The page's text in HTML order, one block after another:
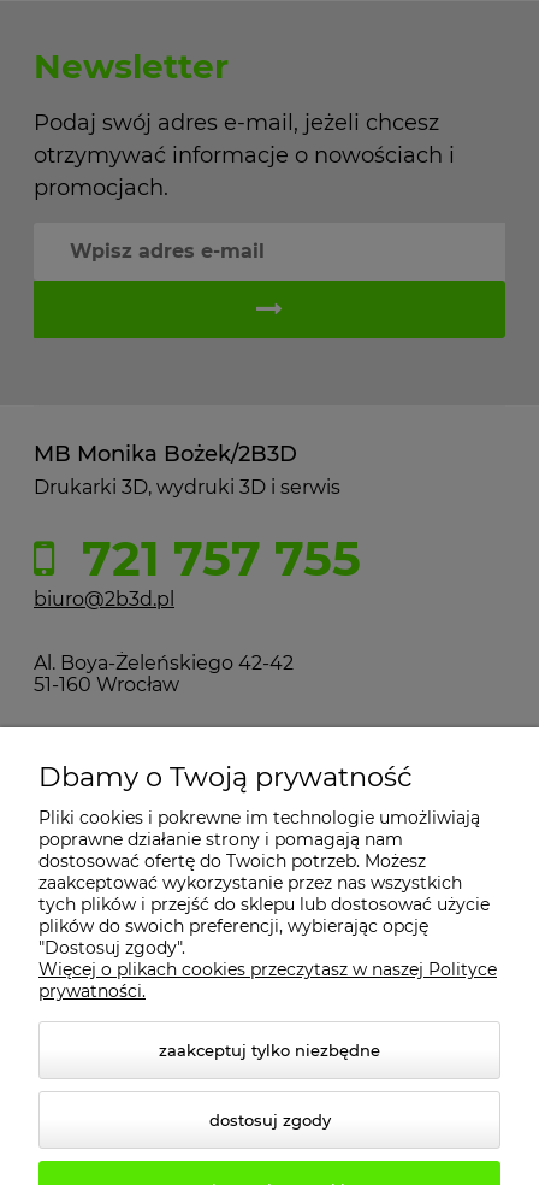
Newsletter
Podaj swój adres e-mail, jeżeli chcesz
otrzymywać informacje o nowościach i
promocjach.
MB Monika Bożek/2B3D
Drukarki 3D, wydruki 3D i serwis
721 757 755
biuro@2b3d.pl
Al. Boya-Żeleńskiego 42-42
51-160 Wrocław
MOJE KONTO
PŁATNOŚCI I DOSTAWA
INFORMACJE
KONTAKT
Dbamy o Twoją prywatność
Pliki cookies i pokrewne im technologie umożliwiają
poprawne działanie strony i pomagają nam
dostosować ofertę do Twoich potrzeb. Możesz
zaakceptować wykorzystanie przez nas wszystkich
tych plików i przejść do sklepu lub dostosować użycie
plików do swoich preferencji, wybierając opcję
"Dostosuj zgody".
Więcej o plikach cookies przeczytasz w naszej Polityce
prywatności.
zaakceptuj tylko niezbędne
dostosuj zgody